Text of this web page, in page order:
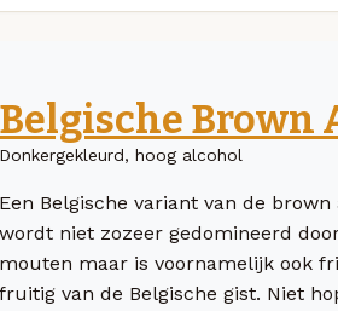
Belgische Brown
Donkergekleurd, hoog alcohol
Een Belgische variant van de brown
wordt niet zozeer gedomineerd
mouten maar is voornamelijk ook
fruitig van de Belgische gist. Niet